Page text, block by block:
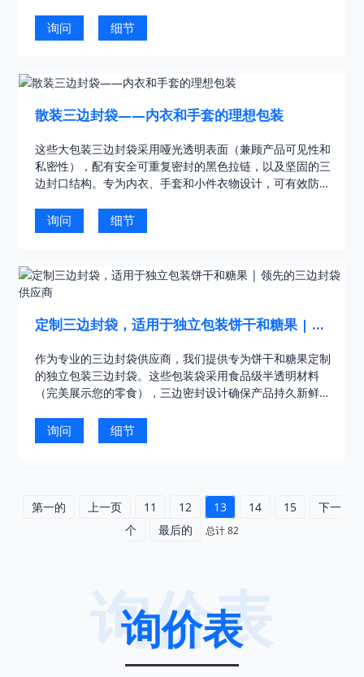
证……
询问 细节
散装三边封袋——内衣和手套的理想包装
这些大包装三边封袋采用哑光透明表面（兼顾产品可见性和
私密性），配有安全可重复密封的黑色拉链，以及坚固的三
边封口结构。专为内衣、手套和小件衣物设计，可有效防尘
询问 细节
定制三边封袋，适用于独立包装饼干和糖果 | 领
作为专业的三边封袋供应商，我们提供专为饼干和糖果定制
的独立包装三边封袋。这些包装袋采用食品级半透明材料
（完美展示您的零食），三边密封设计确保产品持久新鲜，
询问 细节
第一的 上一页 11 12 13 14 15
下一
个
最后的 总计 82
询价表
询价表